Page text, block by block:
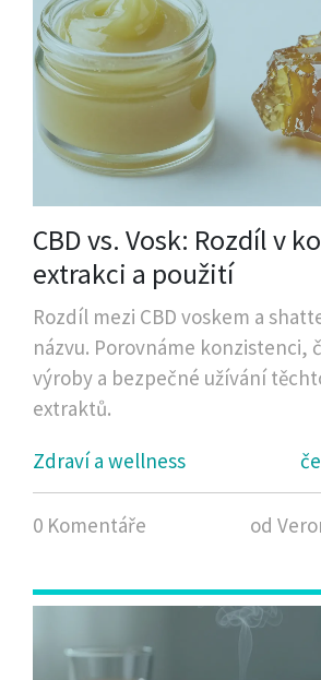
CBD vs. Vosk: Rozdíl v
extrakci a použití
Rozdíl mezi CBD voskem a
názvu. Porovnáme konzistenci,
výroby a bezpečné užívání
extraktů.
Zdraví a wellness
0 Komentáře od